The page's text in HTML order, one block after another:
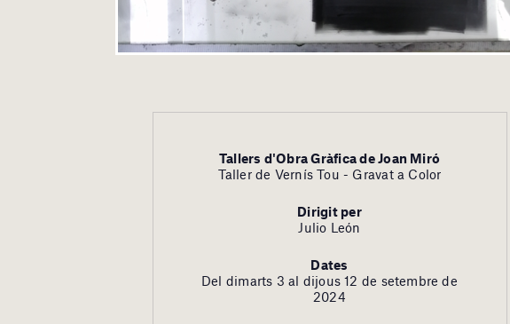
Tallers d'Obra Gràfica de Joan Miró
Taller de Vernís Tou - Gravat a Color
Dirigit per
Julio León
Dates
Del dimarts 3 al dijous 12 de setembre de
2024